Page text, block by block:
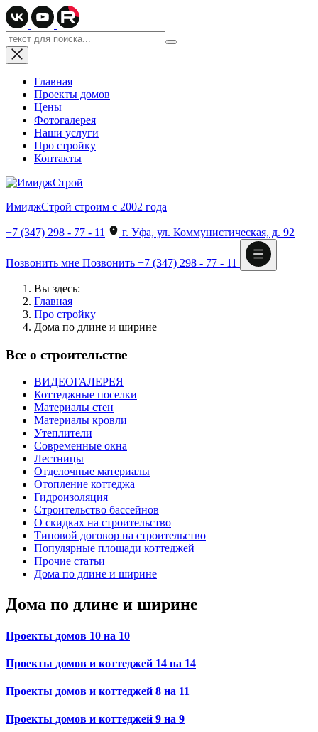
Главная
Проекты домов
Цены
Фотогалерея
Наши услуги
Про стройку
Контакты
ИмиджСтрой строим с 2002 года
+7 (347) 298 - 77 - 11 г. Уфа, ул. Коммунистическая, д. 92
Позвонить мне Позвонить +7 (347) 298 - 77 - 11
Вы здесь:
Главная
Про стройку
Дома по длине и ширине
Все о строительстве
ВИДЕОГАЛЕРЕЯ
Коттеджные поселки
Материалы стен
Материалы кровли
Утеплители
Современные окна
Лестницы
Отделочные материалы
Отопление коттеджа
Гидроизоляция
Строительство бассейнов
О скидках на строительство
Типовой договор на строительство
Популярные площади коттеджей
Прочие статьи
Дома по длине и ширине
Дома по длине и ширине
Проекты домов 10 на 10
Проекты домов и коттеджей 14 на 14
Проекты домов и коттеджей 8 на 11
Проекты домов и коттеджей 9 на 9